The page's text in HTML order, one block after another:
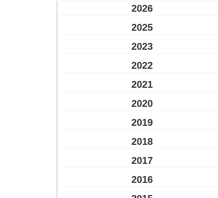
2026
2025
2023
2022
2021
2020
2019
2018
2017
2016